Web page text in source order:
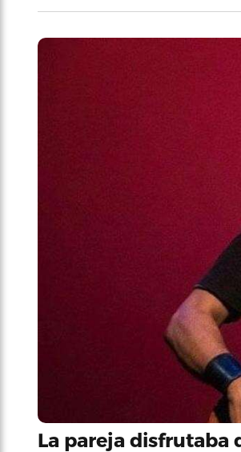
La pareja disfrutaba